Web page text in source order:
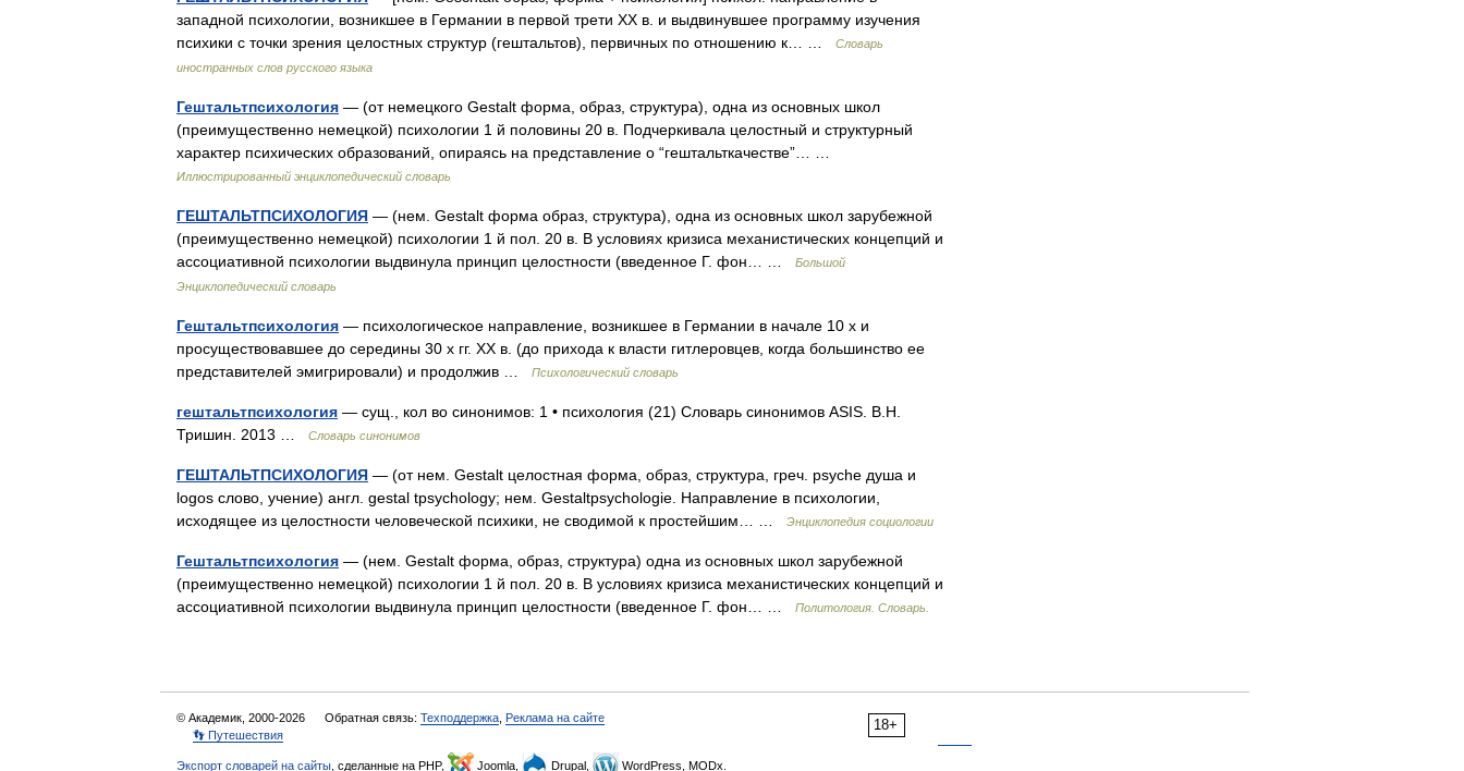
западной психологии, возникшее в Германии в первой трети XX в. и выдвинувшее программу изучения
психики с точки зрения целостных структур (гештальтов), первичных по отношению к… …
Словарь
иностранных слов русского языка
Гештальтпсихология — (от немецкого Gestalt форма, образ, структура), одна из основных школ
(преимущественно немецкой) психологии 1 й половины 20 в. Подчеркивала целостный и структурный
характер психических образований, опираясь на представление о “гештальткачестве”… …
Иллюстрированный энциклопедический словарь
ГЕШТАЛЬТПСИХОЛОГИЯ — (нем. Gestalt форма образ, структура), одна из основных школ зарубежной
(преимущественно немецкой) психологии 1 й пол. 20 в. В условиях кризиса механистических концепций и
ассоциативной психологии выдвинула принцип целостности (введенное Г. фон… …
Большой
Энциклопедический словарь
Гештальтпсихология — психологическое направление, возникшее в Германии в начале 10 х и
просуществовавшее до середины 30 х гг. ХХ в. (до прихода к власти гитлеровцев, когда большинство ее
представителей эмигрировали) и продолжив …
Психологический словарь
гештальтпсихология — сущ., кол во синонимов: 1 • психология (21) Словарь синонимов ASIS. В.Н.
Тришин. 2013 …
Словарь синонимов
ГЕШТАЛЬТПСИХОЛОГИЯ — (от нем. Gestalt целостная форма, образ, структура, греч. psyche душа и
logos слово, учение) англ. gestal tpsychology; нем. Gestaltpsychologie. Направление в психологии,
исходящее из целостности человеческой психики, не сводимой к простейшим… …
Энциклопедия социологии
Гештальтпсихология — (нем. Gestalt форма, образ, структура) одна из основных школ зарубежной
(преимущественно немецкой) психологии 1 й пол. 20 в. В условиях кризиса механистических концепций и
ассоциативной психологии выдвинула принцип целостности (введенное Г. фон… …
Политология. Словарь.
18+
© Академик, 2000-2026 Обратная связь: Техподдержка Реклама на сайте
👣 Путешествия
Экспорт словарей на сайты , сделанные на PHP, Joomla, Drupal, WordPress, MODx.